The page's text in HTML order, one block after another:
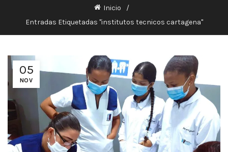
Inicio
Entradas Etiquetadas "institutos tecnicos cartagena"
05
NOV